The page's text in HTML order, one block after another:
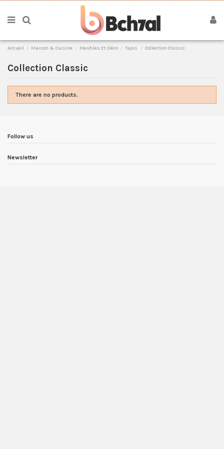
Accueil Maison & Cuisine Meubles Et Déco Tapis Collection Classic
Collection Classic
There are no products.
Follow us
Newsletter